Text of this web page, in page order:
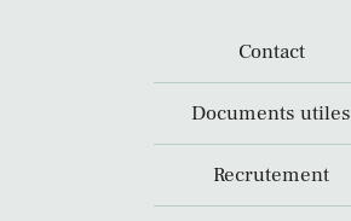
Contact
Documents utiles
Recrutement